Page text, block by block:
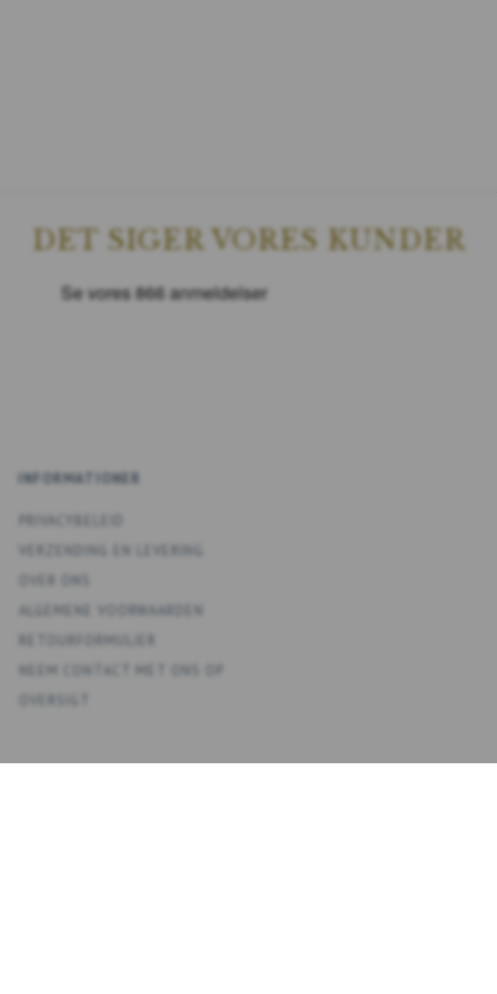
DET SIGER VORES KUNDER
INFORMATIONER
ALGEMENE VOORWAARDEN
RETOURFORMULIER
NEEM CONTACT MET ONS OP